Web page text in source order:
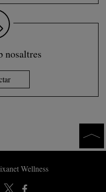
nosaltres
Wellness